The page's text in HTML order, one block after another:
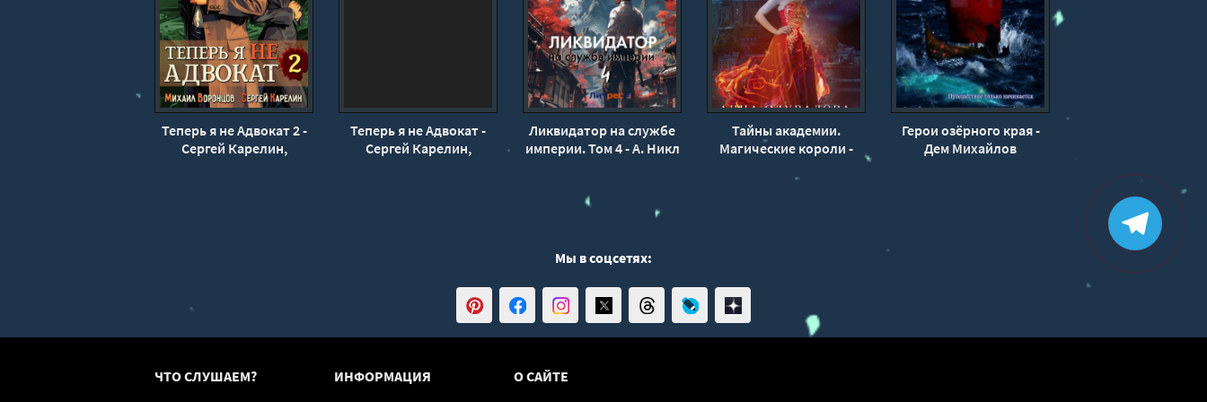
22
23
24
25
27
Теперь я не Адвокат 2 -
Сергей Карелин,
Теперь я не Адвокат -
Сергей Карелин,
Ликвидатор на службе
империи. Том 4 - А. Никл
Тайны академии.
Магические короли -
Герои озёрного края -
Дем Михайлов
Мы в соцсетях:
ЧТО СЛУШАЕМ? ИНФОРМАЦИЯ О САЙТЕ